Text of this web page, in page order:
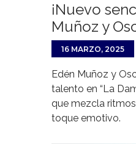
¡Nuevo
Muñoz y
16 MARZO, 2025
Edén Muñoz y
talento en “La
que mezcla
toque emotivo.